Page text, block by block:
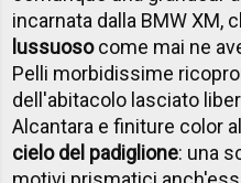
incarnata dalla BMW XM,
lussuosocome mai ne
Pelli morbidissime
dell'abitacolo lasciato
Alcantara e finiture color
cielo del padiglione: una